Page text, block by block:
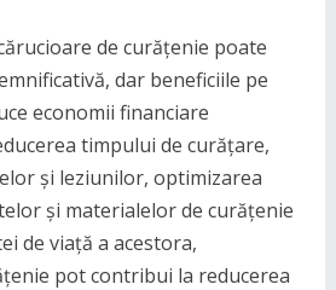
de curățenie poate
dar beneficiile pe
economii financiare
timpului de curățare,
și leziunilor, optimizarea
și materialelor de curățenie
de viață a acestora,
pot contribui la reducerea